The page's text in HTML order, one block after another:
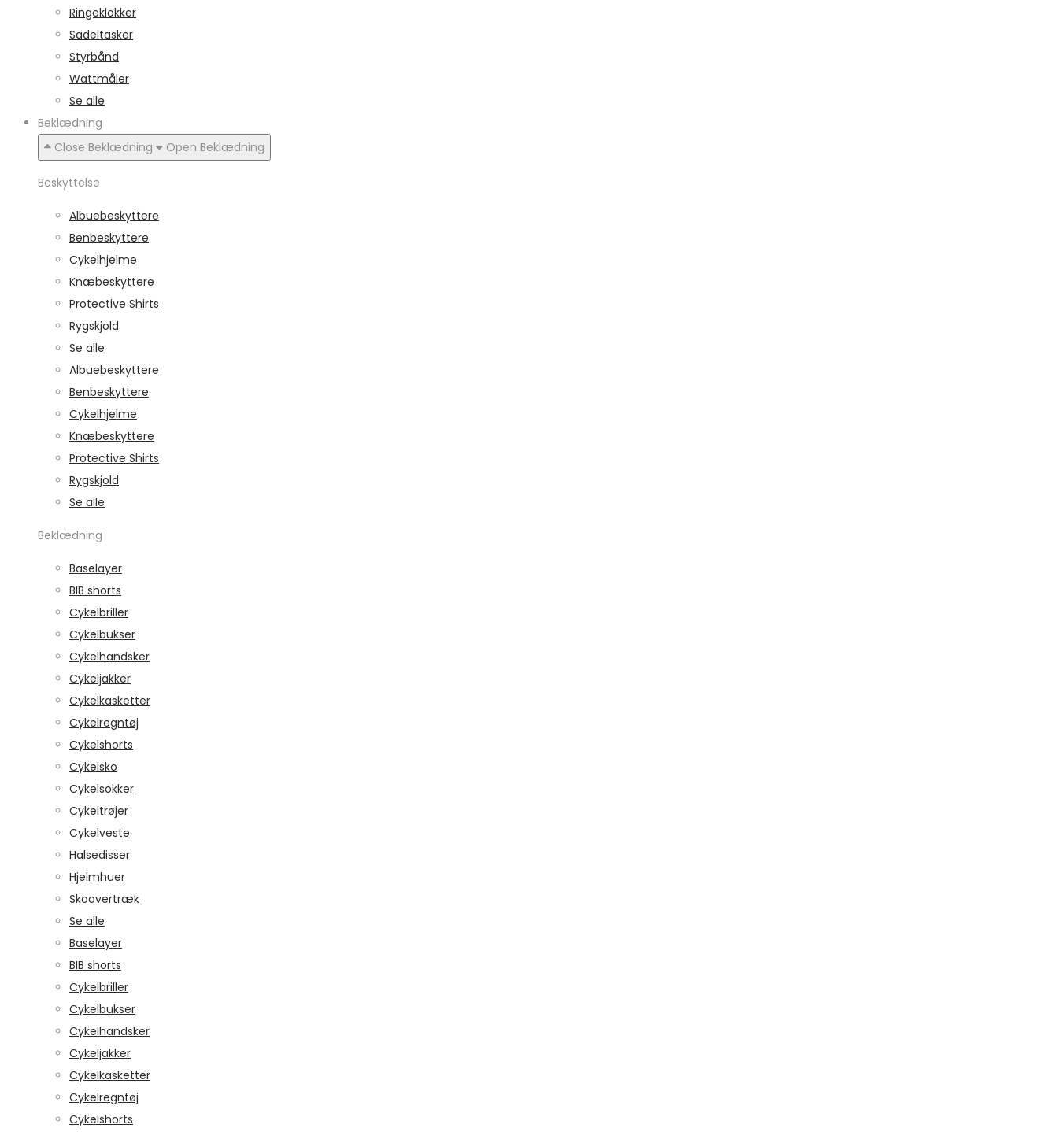
Ringeklokker
Sadeltasker
Styrbånd
Wattmåler
Se alle
Beklædning
Close Beklædning
Open Beklædning
Beskyttelse
Albuebeskyttere
Benbeskyttere
Cykelhjelme
Knæbeskyttere
Protective Shirts
Rygskjold
Se alle
Albuebeskyttere
Benbeskyttere
Cykelhjelme
Knæbeskyttere
Protective Shirts
Rygskjold
Se alle
Beklædning
Baselayer
BIB shorts
Cykelbriller
Cykelbukser
Cykelhandsker
Cykeljakker
Cykelkasketter
Cykelregntøj
Cykelshorts
Cykelsko
Cykelsokker
Cykeltrøjer
Cykelveste
Halsedisser
Hjelmhuer
Skoovertræk
Se alle
Baselayer
BIB shorts
Cykelbriller
Cykelbukser
Cykelhandsker
Cykeljakker
Cykelkasketter
Cykelregntøj
Cykelshorts